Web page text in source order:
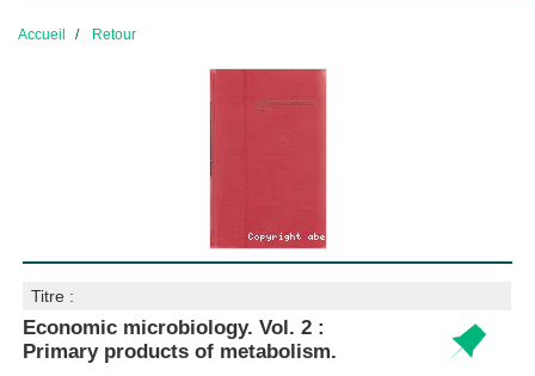
Accueil Retour
Titre :
Economic microbiology. Vol. 2 :
Primary products of metabolism.